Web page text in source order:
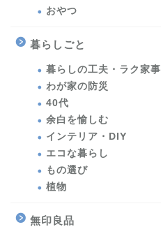
おやつ
暮らしごと
暮らしの工夫・ラク家事
わが家の防災
40代
余白を愉しむ
インテリア・DIY
エコな暮らし
もの選び
植物
無印良品